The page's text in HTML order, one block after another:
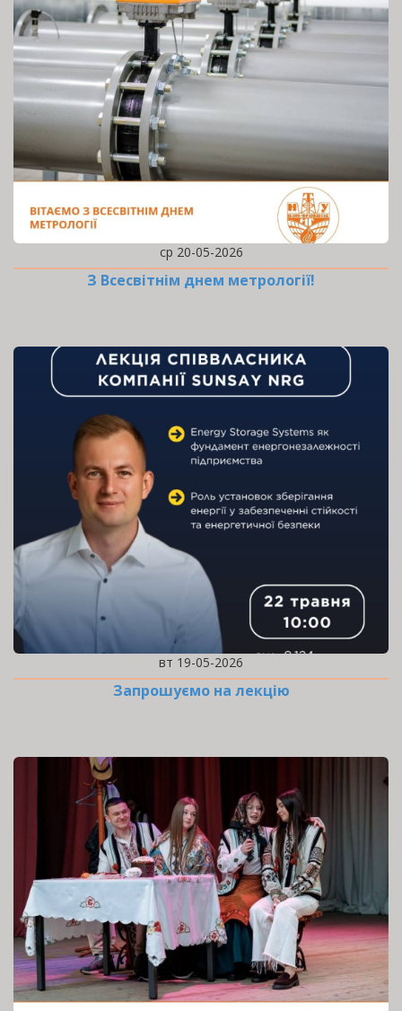
ср 20-05-2026
З Всесвітнім днем метрології!
вт 19-05-2026
Запрошуємо на лекцію